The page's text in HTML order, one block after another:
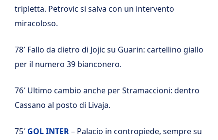
tripletta. Petrovic si salva con un intervento
miracoloso.
78′ Fallo da dietro di Jojic su Guarin: cartellino giallo
per il numero 39 bianconero.
76′ Ultimo cambio anche per Stramaccioni: dentro
Cassano al posto di Livaja.
75′ GOL INTER– Palacio in contropiede, sempre su